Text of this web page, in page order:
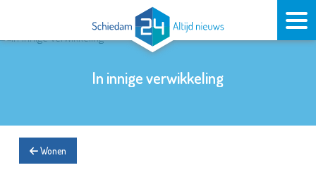
In innige verwikkeling
Wonen